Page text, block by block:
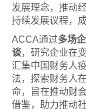
发展理念，推动
持续发展议程，
ACCA通过多场
谈，研究企业在
汇集中国财务人
法，探索财务人
命，旨在推动财
借鉴，助力推动